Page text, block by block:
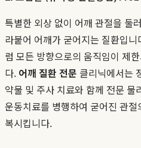
특별한 외상 없이 어깨 관절을 둘
라붙어 어깨가 굳어지는 질환입
럼 모든 방향으로의 움직임이 제
다. 어깨 질환 전문 클리닉에서는
약물 및 주사 치료와 함께 전문
운동치료를 병행하여 굳어진 관
복시킵니다.